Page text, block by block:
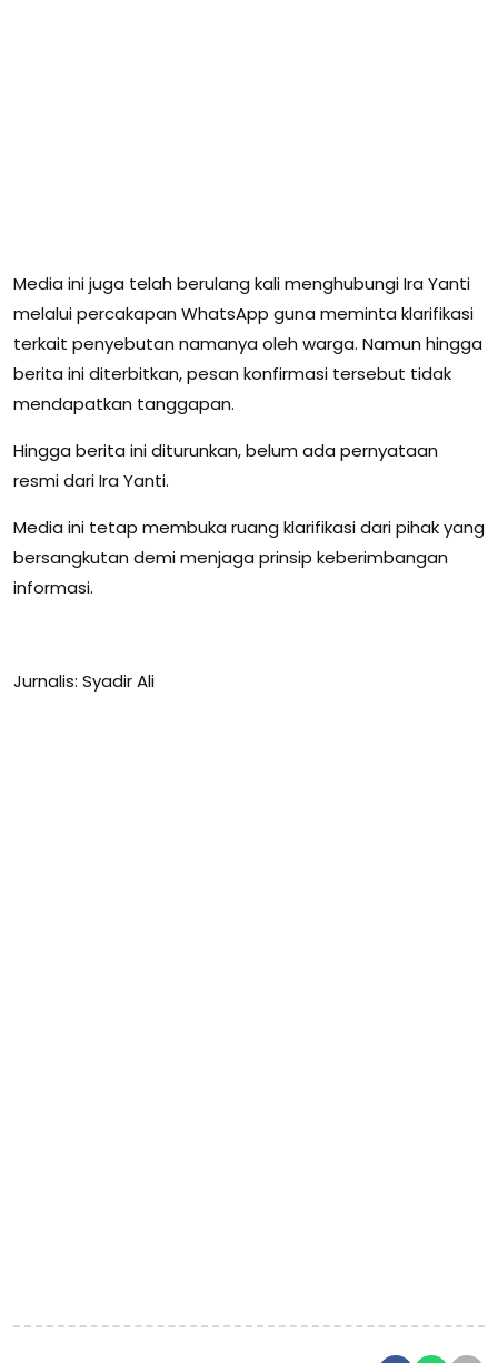
Media ini juga telah berulang kali menghubungi Ira Yanti
melalui percakapan WhatsApp guna meminta klarifikasi
terkait penyebutan namanya oleh warga. Namun hingga
berita ini diterbitkan, pesan konfirmasi tersebut tidak
mendapatkan tanggapan.
Hingga berita ini diturunkan, belum ada pernyataan
resmi dari Ira Yanti.
Media ini tetap membuka ruang klarifikasi dari pihak yang
bersangkutan demi menjaga prinsip keberimbangan
informasi.
Jurnalis: Syadir Ali